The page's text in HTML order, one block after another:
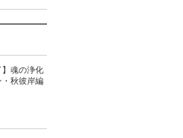
】魂の浄化
秋彼岸編